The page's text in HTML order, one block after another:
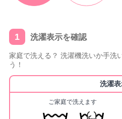
1 洗濯表示を確認
家庭で洗える？ 洗濯機洗いか手洗
う！
洗濯
ご家庭で洗えます